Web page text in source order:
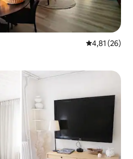
Gemiddelde
4,81 (26)